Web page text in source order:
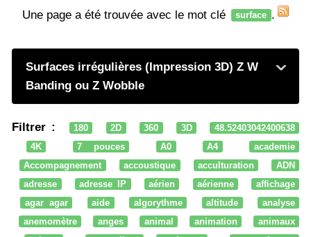
Une page a été trouvée avec le mot clé surface .
Surfaces irrégulières (Impression 3D) Z W
Banding ou Z Wobble
Filtrer : 180 2D 360 3D
48.52403042400638
4K
7 pouces A0 A4
academie
Accompagnement
accoustique acculturation
ADN
adresse
adresse IP aérien aérienne
affichage
agar agar
aide algorythme altitude
analyse
anemomètre
anges animal animation
animaux